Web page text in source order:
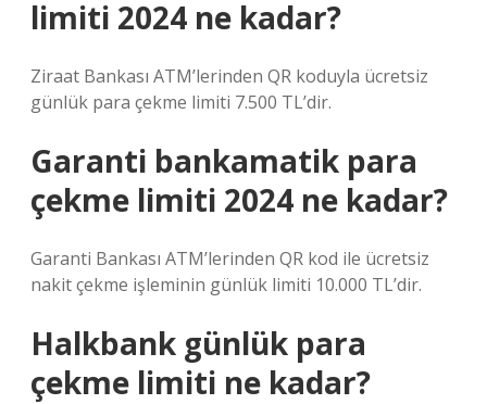
limiti 2024 ne kadar?
Ziraat Bankası ATM’lerinden QR koduyla ücretsiz
günlük para çekme limiti 7.500 TL’dir.
Garanti bankamatik para
çekme limiti 2024 ne kadar?
Garanti Bankası ATM’lerinden QR kod ile ücretsiz
nakit çekme işleminin günlük limiti 10.000 TL’dir.
Halkbank günlük para
çekme limiti ne kadar?